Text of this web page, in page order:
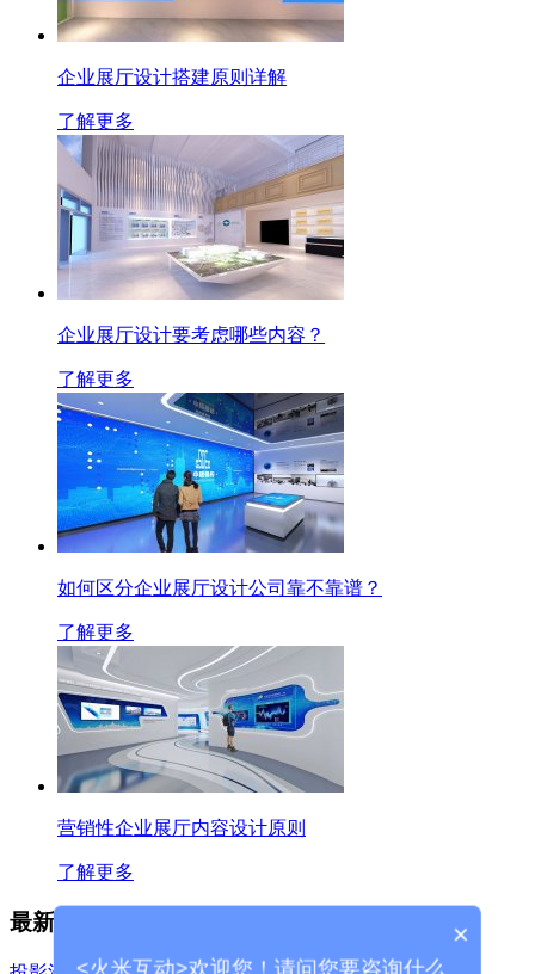
企业展厅设计搭建原则详解
了解更多
企业展厅设计要考虑哪些内容？
了解更多
如何区分企业展厅设计公司靠不靠谱？
了解更多
营销性企业展厅内容设计原则
了解更多
最新文章 ×
<火米互动>欢迎您！请问您要咨询什么